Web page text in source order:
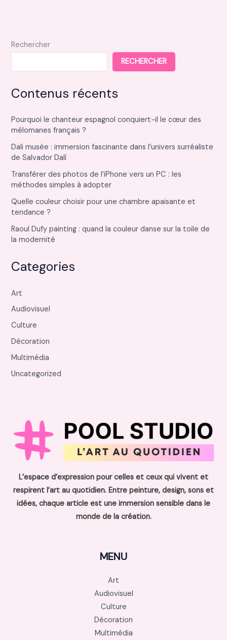
Rechercher
RECHERCHER
Contenus récents
Pourquoi le chanteur espagnol conquiert-il le cœur des
mélomanes français ?
Dali musée : immersion fascinante dans l’univers surréaliste
de Salvador Dalí
Transférer des photos de l’iPhone vers un PC : les
méthodes simples à adopter
Quelle couleur choisir pour une chambre apaisante et
tendance ?
Raoul Dufy painting : quand la couleur danse sur la toile de
la modernité
Categories
Art
Audiovisuel
Culture
Décoration
Multimédia
Uncategorized
L’espace d’expression pour celles et ceux qui vivent et
respirent l’art au quotidien. Entre peinture, design, sons et
idées, chaque article est une immersion sensible dans le
monde de la création.
MENU
Art
Audiovisuel
Culture
Décoration
Multimédia